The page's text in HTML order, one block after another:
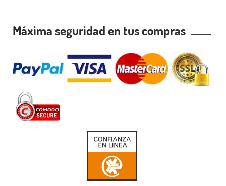
Máxima seguridad en tus compras